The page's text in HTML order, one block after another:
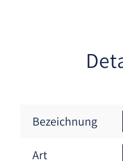
Bezeichnung
Art